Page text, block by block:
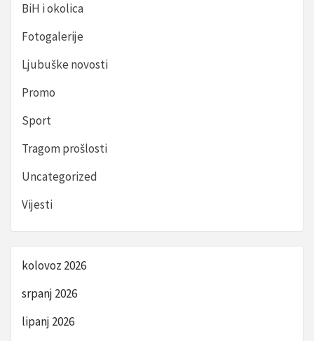
BiH i okolica
Fotogalerije
Ljubuške novosti
Promo
Sport
Tragom prošlosti
Uncategorized
Vijesti
kolovoz 2026
srpanj 2026
lipanj 2026